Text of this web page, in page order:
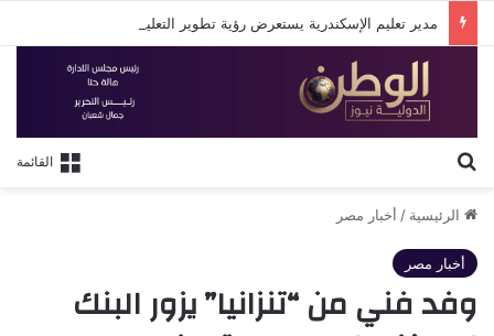
القائمة
الرئيسية / أخبار مصر
أخبار مصر
وفد فني من “تنزانيا” يزور البنك